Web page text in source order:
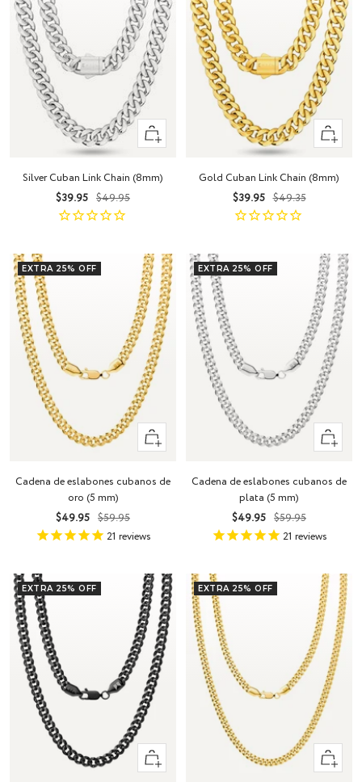
Vista
rápida
Silver Cuban Link Chain (8mm)
Precio
de
$39.95 Precio
normal
$49.95
Vista
rápida
Gold Cuban Link Chain (8mm)
Precio
de
$39.95 Precio
normal
$49.35
EXTRA 25% OFF
Vista
rápida
Cadena de eslabones cubanos de
oro (5 mm)
Precio
de
$49.95 Precio
normal
$59.95
21 reviews
EXTRA 25% OFF
Vista
rápida
Cadena de eslabones cubanos de
plata (5 mm)
Precio
de
$49.95 Precio
normal
$59.95
21 reviews
EXTRA 25% OFF
Vista
rápida
EXTRA 25% OFF
Vista
rápida